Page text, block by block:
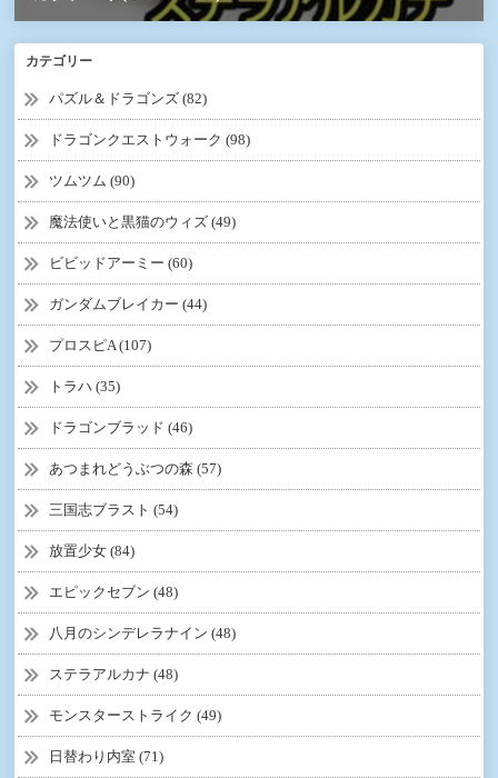
カテゴリー
パズル＆ドラゴンズ (82)
ドラゴンクエストウォーク (98)
ツムツム (90)
魔法使いと黒猫のウィズ (49)
ビビッドアーミー (60)
ガンダムブレイカー (44)
プロスピA (107)
トラハ (35)
ドラゴンブラッド (46)
あつまれどうぶつの森 (57)
三国志ブラスト (54)
放置少女 (84)
エピックセブン (48)
八月のシンデレラナイン (48)
ステラアルカナ (48)
モンスターストライク (49)
日替わり内室 (71)